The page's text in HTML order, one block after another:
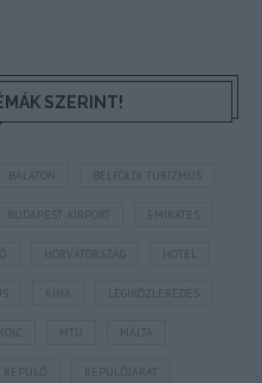
SZERINT!
BALATON BELFÖLDI TURIZMUS
BUDAPEST AIRPORT EMIRATES
HORVÁTORSZÁG HOTEL
LÉGIKÖZLEKEDÉS
MTÜ MÁLTA
REPÜLŐJÁRAT